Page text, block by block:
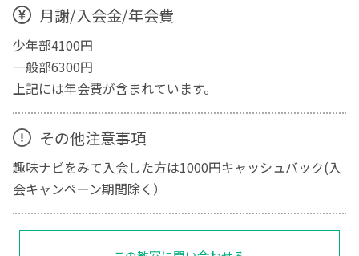
月謝/入会金/年会費
少年部4100円
一般部6300円
上記には年会費が含まれています。
その他注意事項
趣味ナビをみて入会した方は1000円キャッシュバック(入
会キャンペーン期間除く）